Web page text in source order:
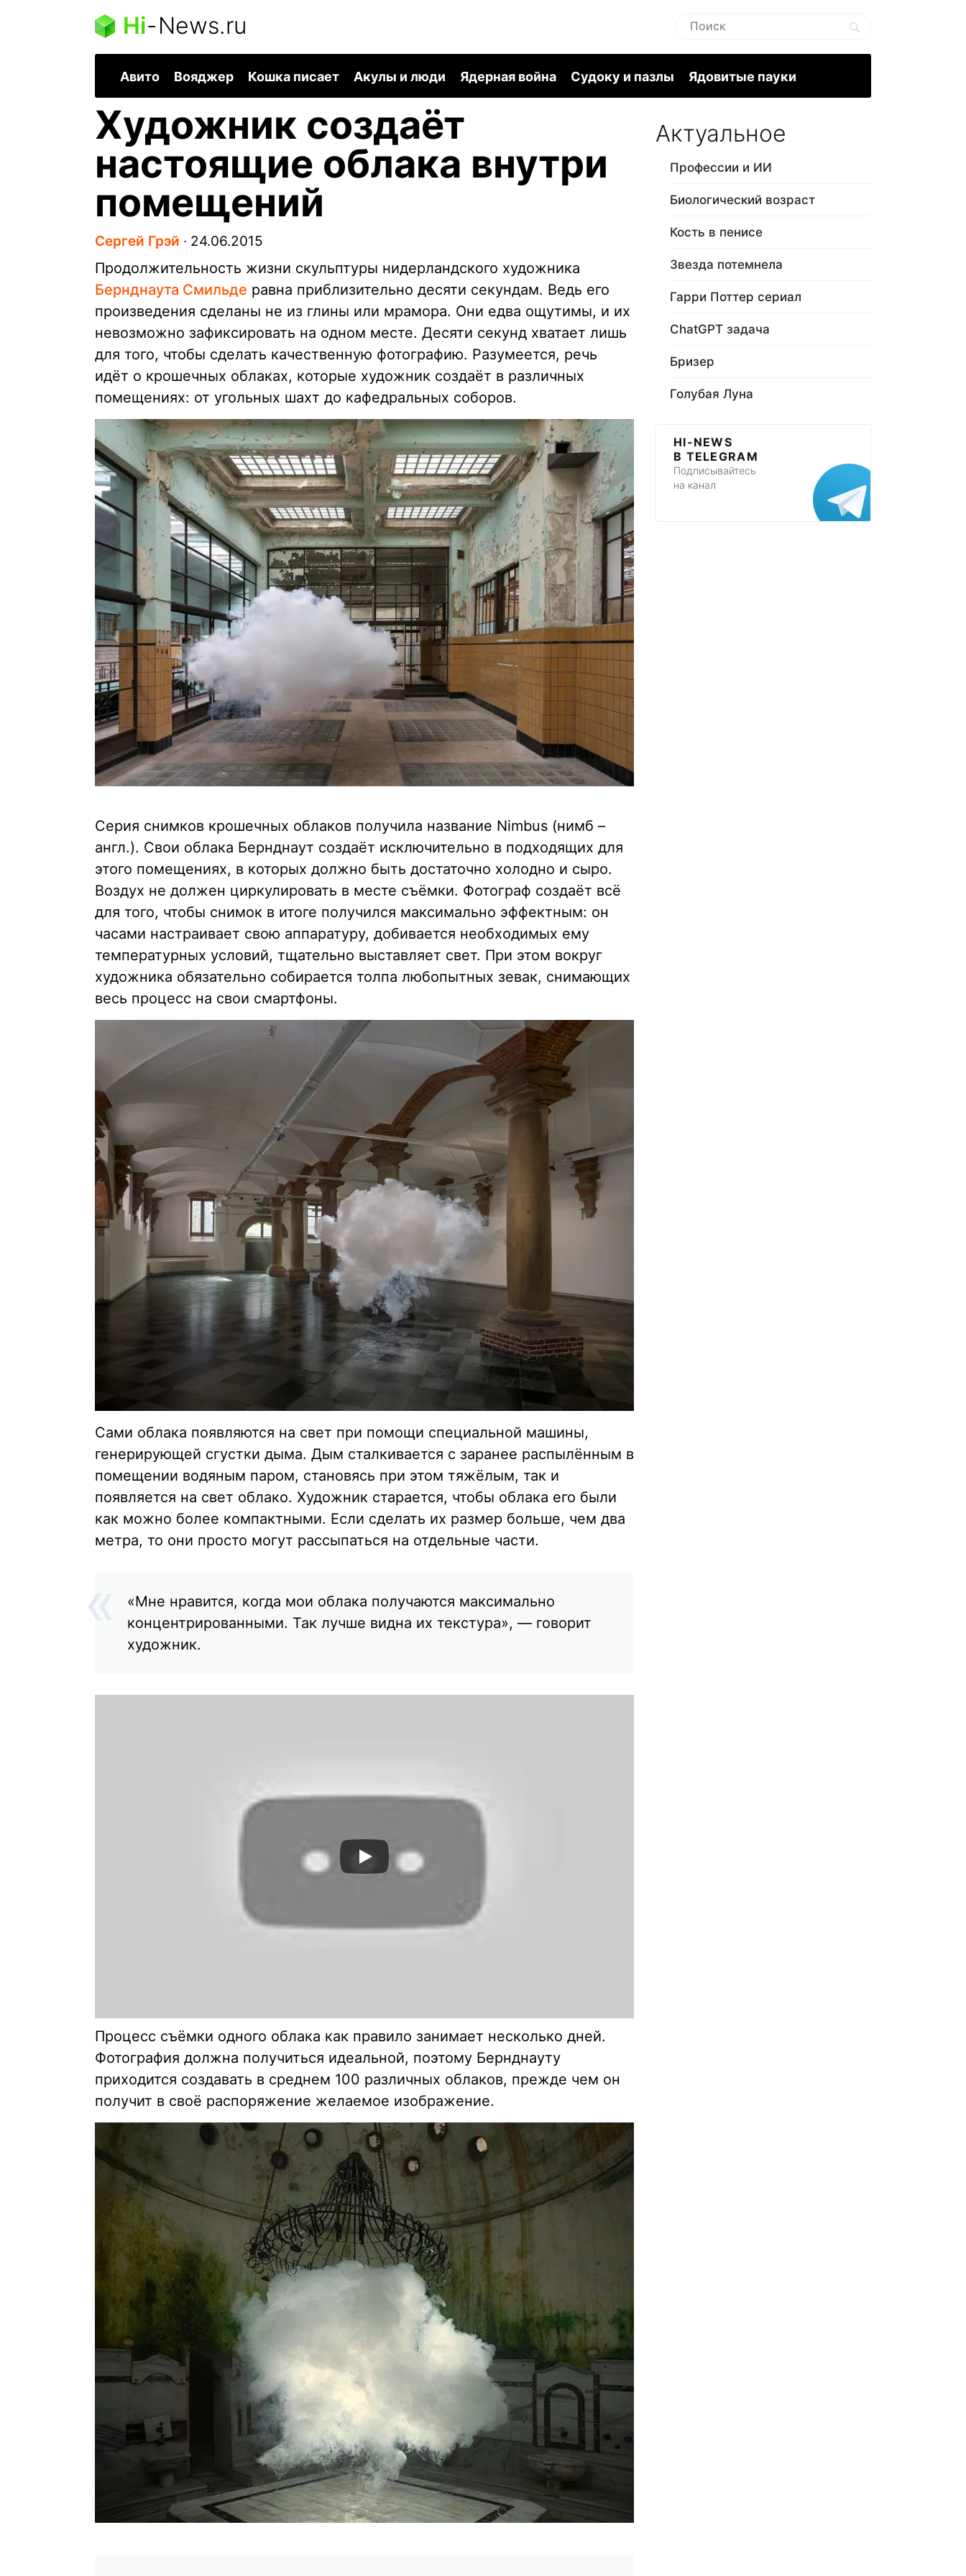
Hi-News.ru
Авито Вояджер Кошка писает Акулы и люди Ядерная война Судоку и пазлы Ядовитые пауки
Художник создаёт
настоящие облака внутри
помещений
Сергей Грэй ∙ 24.06.2015
Продолжительность жизни скульптуры нидерландского художника
Бернднаута Смильде равна приблизительно десяти секундам. Ведь его
произведения сделаны не из глины или мрамора. Они едва ощутимы, и их
невозможно зафиксировать на одном месте. Десяти секунд хватает лишь
для того, чтобы сделать качественную фотографию. Разумеется, речь
идёт о крошечных облаках, которые художник создаёт в различных
помещениях: от угольных шахт до кафедральных соборов.
Серия снимков крошечных облаков получила название Nimbus (нимб –
англ.). Свои облака Бернднаут создаёт исключительно в подходящих для
этого помещениях, в которых должно быть достаточно холодно и сыро.
Воздух не должен циркулировать в месте съёмки. Фотограф создаёт всё
для того, чтобы снимок в итоге получился максимально эффектным: он
часами настраивает свою аппаратуру, добивается необходимых ему
температурных условий, тщательно выставляет свет. При этом вокруг
художника обязательно собирается толпа любопытных зевак, снимающих
весь процесс на свои смартфоны.
Сами облака появляются на свет при помощи специальной машины,
генерирующей сгустки дыма. Дым сталкивается с заранее распылённым в
помещении водяным паром, становясь при этом тяжёлым, так и
появляется на свет облако. Художник старается, чтобы облака его были
как можно более компактными. Если сделать их размер больше, чем два
метра, то они просто могут рассыпаться на отдельные части.
«Мне нравится, когда мои облака получаются максимально
концентрированными. Так лучше видна их текстура», — говорит
художник.
Процесс съёмки одного облака как правило занимает несколько дней.
Фотография должна получиться идеальной, поэтому Бернднауту
приходится создавать в среднем 100 различных облаков, прежде чем он
получит в своё распоряжение желаемое изображение.
Актуальное
Профессии и ИИ
Биологический возраст
Кость в пенисе
Звезда потемнела
Гарри Поттер сериал
ChatGPT задача
Бризер
Голубая Луна
HI-NEWS
В TELEGRAM
Подписывайтесь
на канал